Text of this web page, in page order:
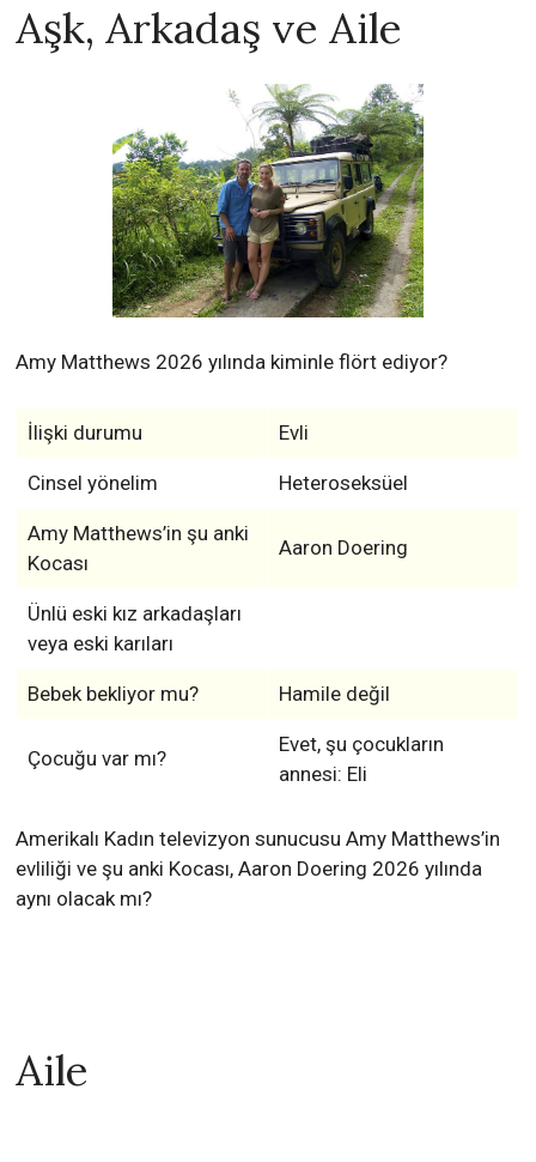
Aşk, Arkadaş ve Aile
Amy Matthews 2026 yılında kiminle flört ediyor?
İlişki durumu Evli
Cinsel yönelim Heteroseksüel
Amy Matthews’in şu anki
Kocası
Aaron Doering
Ünlü eski kız arkadaşları
veya eski karıları
Bebek bekliyor mu? Hamile değil
Çocuğu var mı?
Evet, şu çocukların
annesi: Eli
Amerikalı Kadın televizyon sunucusu Amy Matthews’in
evliliği ve şu anki Kocası, Aaron Doering 2026 yılında
aynı olacak mı?
Aile